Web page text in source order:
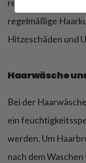
reparieren Schäden
regelmäßige
Hitzeschäden und
Haarwäsche
Bei der
ein
werden. Um
nach dem